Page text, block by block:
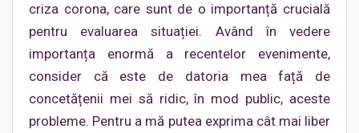
criza corona, care sunt de o importanță crucială
pentru evaluarea situației. Având în vedere
importanța enormă a recentelor evenimente,
consider că este de datoria mea față de
concetățenii mei să ridic, în mod public, aceste
probleme. Pentru a mă putea exprima cât mai liber